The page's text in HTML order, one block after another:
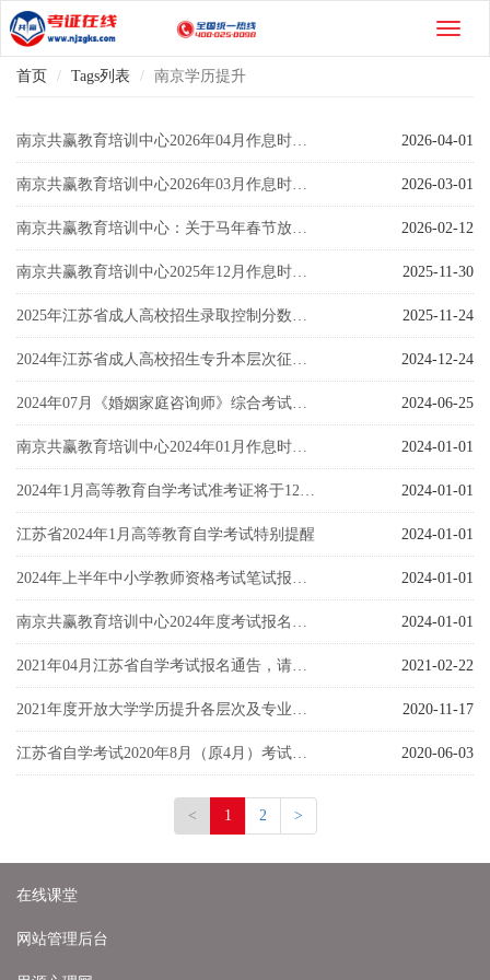
首页 Tags列表 南京学历提升
南京共赢教育培训中心2026年04月作息时间公示 2026-04-01
南京共赢教育培训中心2026年03月作息时间公示 2026-03-01
南京共赢教育培训中心：关于马年春节放假的通知 2026-02-12
南京共赢教育培训中心2025年12月作息时间公示 2025-11-30
2025年江苏省成人高校招生录取控制分数线公布和成绩查询通告 2025-11-24
2024年江苏省成人高校招生专升本层次征求志愿投档分数线 2024-12-24
2024年07月《婚姻家庭咨询师》综合考试报考通知 2024-06-25
南京共赢教育培训中心2024年01月作息时间公示 2024-01-01
2024年1月高等教育自学考试准考证将于12月29日开放打印 2024-01-01
江苏省2024年1月高等教育自学考试特别提醒 2024-01-01
2024年上半年中小学教师资格考试笔试报名通告 2024-01-01
南京共赢教育培训中心2024年度考试报名收费公示 2024-01-01
2021年04月江苏省自学考试报名通告，请研读 2021-02-22
2021年度开放大学学历提升各层次及​专业列表 2020-11-17
江苏省自学考试2020年8月（原4月）考试日程 2020-06-03
< 1 2 >
在线课堂
网站管理后台